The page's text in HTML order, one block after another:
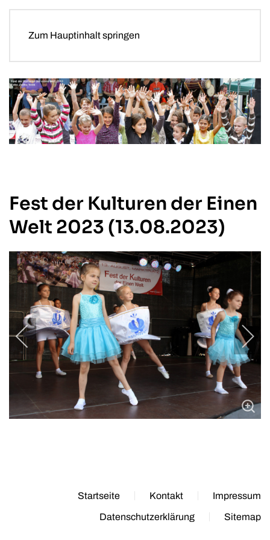
Zum Hauptinhalt springen
Fest der Kulturen der Einen
Welt 2023 (13.08.2023)
Startseite Kontakt Impressum
Datenschutzerklärung Sitemap